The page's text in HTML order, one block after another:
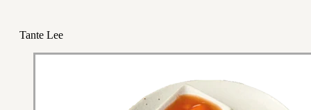
Tante Lee